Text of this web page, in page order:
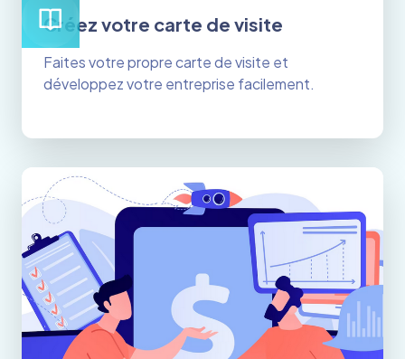
Créez votre carte de visite
Faites votre propre carte de visite et
développez votre entreprise facilement.